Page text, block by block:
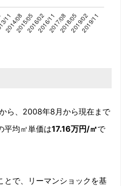
ら、2008年8月から現在まで
平均㎡単価は17.16万円/㎡で
とで、リーマンショックを基